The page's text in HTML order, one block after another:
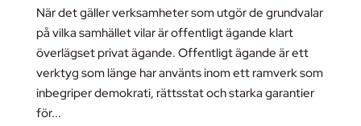
När det gäller verksamheter som utgör de grundvalar
på vilka samhället vilar är offentligt ägande klart
överlägset privat ägande. Offentligt ägande är ett
verktyg som länge har använts inom ett ramverk som
inbegriper demokrati, rättsstat och starka garantier
för...